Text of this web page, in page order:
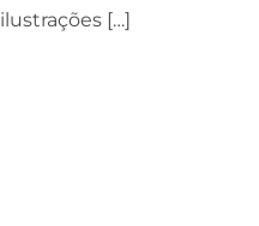
ilustrações […]